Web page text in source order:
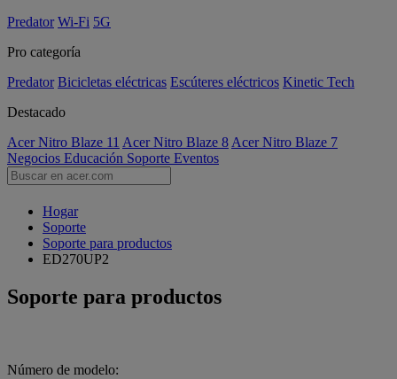
Predator Wi-Fi 5G
Pro categoría
Predator Bicicletas eléctricas Escúteres eléctricos Kinetic Tech
Destacado
Acer Nitro Blaze 11 Acer Nitro Blaze 8 Acer Nitro Blaze 7
Negocios Educación Soporte Eventos
Hogar
Soporte
Soporte para productos
ED270UP2
Soporte para productos
Número de modelo: